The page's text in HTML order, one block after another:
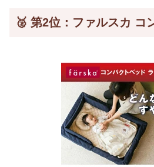
🥈 第2位：ファルスカ コ